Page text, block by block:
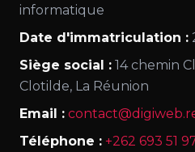
informatique
Date d'immatriculation :
Siège social : 14 chemin
Clotilde, La Réunion
Email :
Téléphone : +262 693 51